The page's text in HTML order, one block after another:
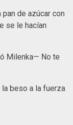
de azúcar con
se le hacían
Milenka— No te
beso a la fuerza